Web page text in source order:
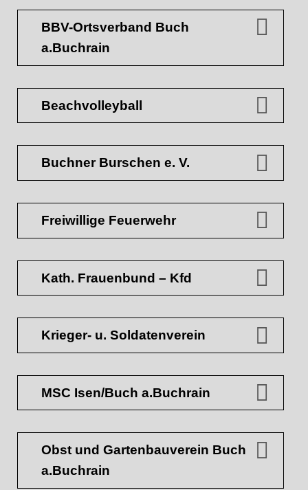
BBV-Ortsverband Buch
a.Buchrain
Beachvolleyball
Buchner Burschen e. V.
Freiwillige Feuerwehr
Kath. Frauenbund – Kfd
Krieger- u. Soldatenverein
MSC Isen/Buch a.Buchrain
Obst und Gartenbauverein Buch
a.Buchrain